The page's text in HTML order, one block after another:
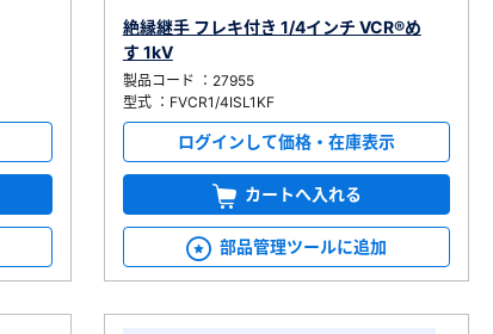
絶縁継手 フレキ付き 1/4インチ VCR®め
す 1kV
製品コード ：27955
型式 ：FVCR1/4ISL1KF
ログインして価格・在庫表示
カートへ入れる
部品管理ツールに追加